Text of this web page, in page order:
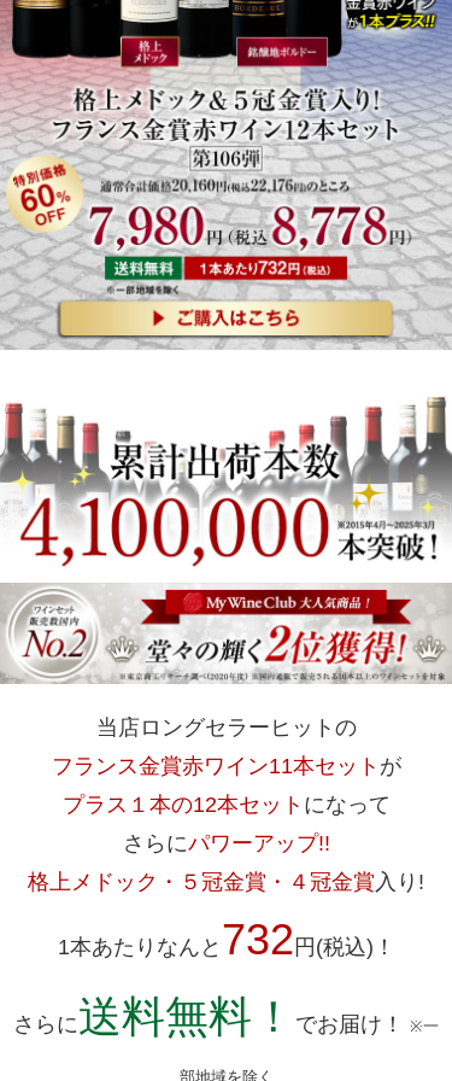
当店ロングセラーヒットの
フランス金賞赤ワイン11本セット が
プラス１本の12本セット になって
さらにパワーアップ!!
格上メドック・５冠金賞・４冠金賞入り!
1本あたりなんと 732 円(税込)！
さらに送料無料！ でお届け！ ※一